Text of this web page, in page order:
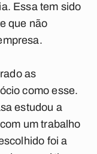
Essa tem sido
que não
as
como esse.
estudou a
um trabalho
foi a